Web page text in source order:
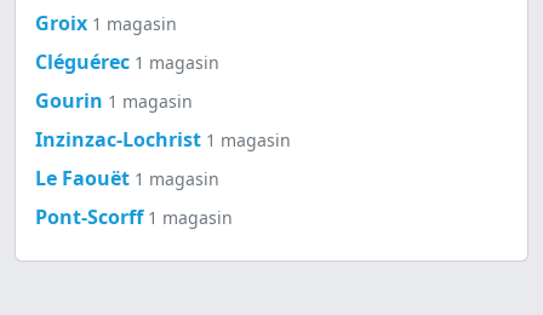
Groix 1 magasin
Cléguérec 1 magasin
Gourin 1 magasin
Inzinzac-Lochrist 1 magasin
Le Faouët 1 magasin
Pont-Scorff 1 magasin